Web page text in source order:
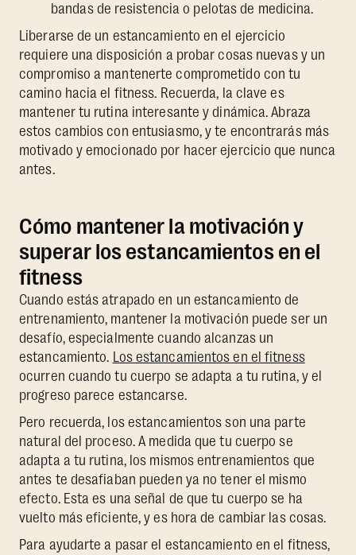
bandas de resistencia o pelotas de medicina.
Liberarse de un estancamiento en el ejercicio
requiere una disposición a probar cosas nuevas y un
compromiso a mantenerte comprometido con tu
camino hacia el fitness. Recuerda, la clave es
mantener tu rutina interesante y dinámica. Abraza
estos cambios con entusiasmo, y te encontrarás más
motivado y emocionado por hacer ejercicio que nunca
antes.
Cómo mantener la motivación y
superar los estancamientos en el
fitness
Cuando estás atrapado en un estancamiento de
entrenamiento, mantener la motivación puede ser un
desafío, especialmente cuando alcanzas un
estancamiento. Los estancamientos en el fitness
ocurren cuando tu cuerpo se adapta a tu rutina, y el
progreso parece estancarse.
Pero recuerda, los estancamientos son una parte
natural del proceso. A medida que tu cuerpo se
adapta a tu rutina, los mismos entrenamientos que
antes te desafiaban pueden ya no tener el mismo
efecto. Esta es una señal de que tu cuerpo se ha
vuelto más eficiente, y es hora de cambiar las cosas.
Para ayudarte a pasar el estancamiento en el fitness,